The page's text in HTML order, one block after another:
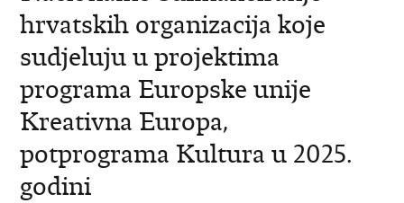
hrvatskih organizacija koje
sudjeluju u projektima
programa Europske unije
Kreativna Europa,
potprograma Kultura u 2025.
godini